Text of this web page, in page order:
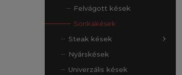
Felvágott kések
Sonkakések
Steak kések
Nyárskések
Univerzális kések